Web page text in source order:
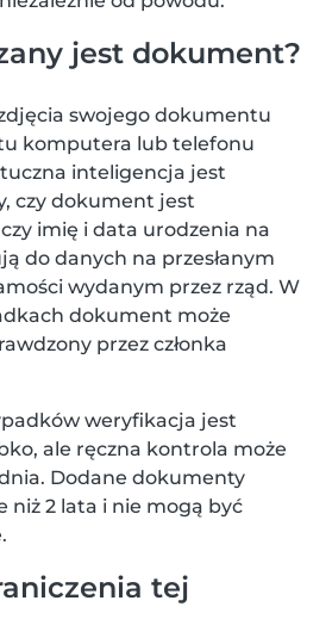
jest dokument?
swojego dokumentu
komputera lub telefonu
inteligencja jest
czy dokument jest
imię i data urodzenia na
do danych na przesłanym
wydanym przez rząd. W
dokument może
przez członka
weryfikacja jest
ale ręczna kontrola może
Dodane dokumenty
niż 2 lata i nie mogą być
tej